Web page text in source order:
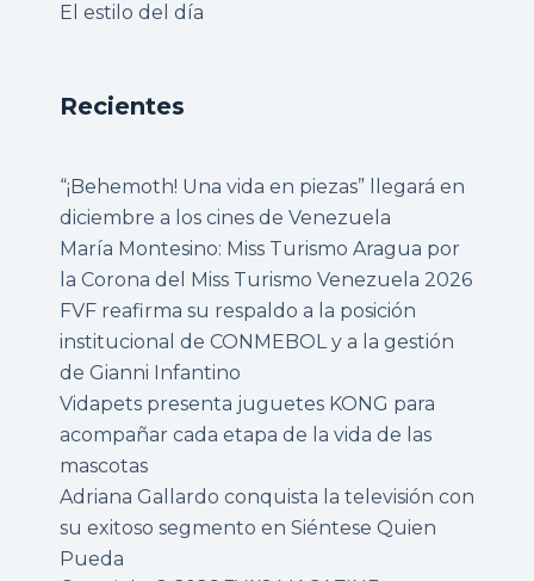
El estilo del día
Recientes
“¡Behemoth! Una vida en piezas” llegará en
diciembre a los cines de Venezuela
María Montesino: Miss Turismo Aragua por
la Corona del Miss Turismo Venezuela 2026
FVF reafirma su respaldo a la posición
institucional de CONMEBOL y a la gestión
de Gianni Infantino
Vidapets presenta juguetes KONG para
acompañar cada etapa de la vida de las
mascotas
Adriana Gallardo conquista la televisión con
su exitoso segmento en Siéntese Quien
Pueda